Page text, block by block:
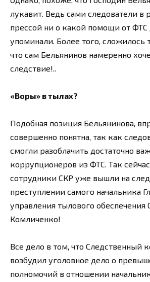
лукавит. Ведь сами следователи в
прессой ни о какой помощи от ФТС
упоминали. Более того, сложилось
что сам Бельянинов намеренно
следствие!..
«Воры» в тылах?
Подобная позиция Бельянинова,
совершенно понятна, так как
смогли разоблачить достаточно
коррупционеров из ФТС. Так
сотрудники СКР уже вышли на след
преступлении самого начальника
управления тылового обеспечения
Комличенко!
Все дело в том, что Следственный
возбудил уголовное дело о
полномочий в отношении